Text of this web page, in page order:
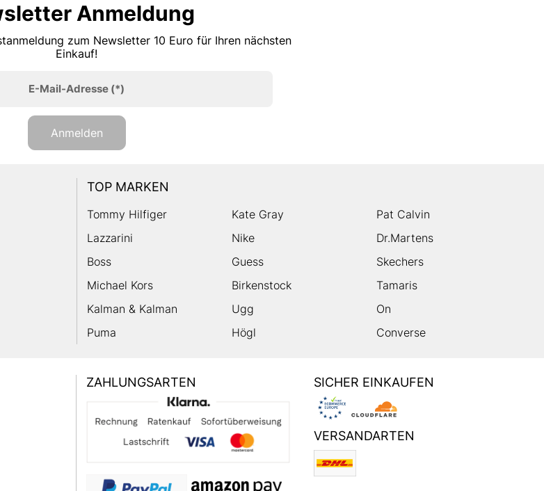
Anmeldung
zum Newsletter 10 Euro für Ihren nächsten
Einkauf!
E-Mail-Adresse(*)
Anmelden
TOP MARKEN
Tommy Hilfiger Kate Gray
Pat Calvin
Lazzarini
Nike
Dr.Martens
Boss
Guess
Skechers
Michael Kors
Birkenstock
Tamaris
Kalman & Kalman
Ugg
On
Puma
Högl Converse
ZAHLUNGSARTEN SICHER EINKAUFEN
VERSANDARTEN